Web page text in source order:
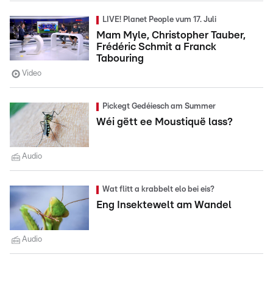
LIVE! Planet People vum 17. Juli
Mam Myle, Christopher Tauber,
Frédéric Schmit a Franck
Tabouring
Video
Pickegt Gedéiesch am Summer
Wéi gëtt ee Moustiquë lass?
Audio
Wat flitt a krabbelt elo bei eis?
Eng Insektewelt am Wandel
Audio